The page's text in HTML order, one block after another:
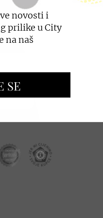
SE
PROMOCIJE
novosti i
prilike u City
na naš
SE